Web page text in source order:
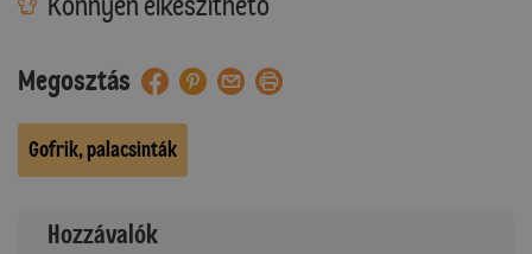
Megosztás
Gofrik, palacsinták
Hozzávalók